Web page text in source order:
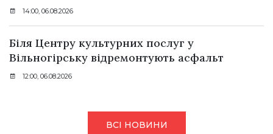
14:00, 06.08.2026
Біля Центру культурних послуг у
Вільногірську відремонтують асфальт
12:00, 06.08.2026
ВСІ НОВИНИ